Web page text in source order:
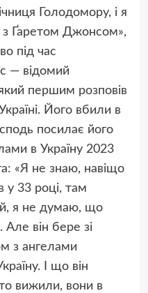
Голодомору, і я
з Ґаретом Джонсом»,
під час
— відомий
першим розповів
Його вбили в
посилає його
в Україну 2023
«Я не знаю, навіщо
у 33 році, там
я не думаю, що
він бере зі
з ангелами
І що він
вижили, вони в